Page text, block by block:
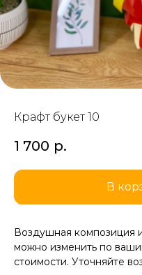
Крафт букет 10
1 700 р.
В
Воздушная композиция
можно изменить по
стоимости. Уточняйте